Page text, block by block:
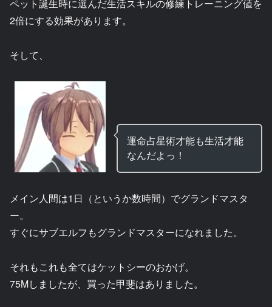
ペット誕生時に選んだ生活スキルの修練トレーニング値を
2倍にする効果があります。
そして、
運命占星術才能も生活才能
なんだよっ！
メイン人間は1日（というか数時間）でグランドマスタ
ー。
すぐにサブエルフもグランドマスターになれました。
それもこれも全てはケットシーのおかげ。
75Mしましたが、買った甲斐はありました。